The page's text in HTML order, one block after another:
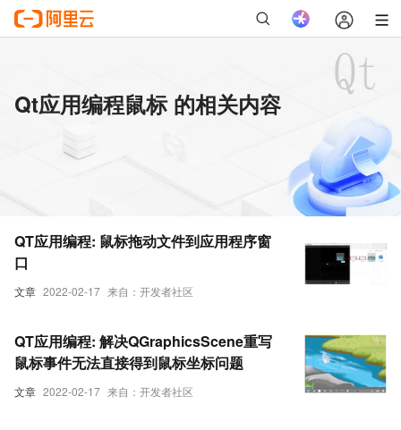
Qt应用编程鼠标 的相关内容
文章 2022-02-17 来自：开发者社区
QT应用编程: 鼠标拖动文件到应用程序窗
口
文章 2022-02-17 来自：开发者社区
QT应用编程: 解决QGraphicsScene重写
鼠标事件无法直接得到鼠标坐标问题